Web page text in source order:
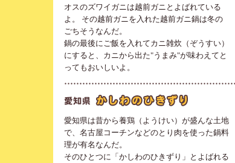
オスのズワイガニは越前ガニとよばれている
よ。 その越前ガニを入れた越前ガニ鍋は冬の
ごちそうなんだ。
鍋の最後にご飯を入れてカニ雑炊（ぞうすい）
にすると、カニから出た"うまみ"が味わえてと
ってもおいしいよ。
愛知県は昔から養鶏（ようけい）が盛んな土地
で、名古屋コーチンなどのとり肉を使った鍋料
理が有名なんだ。
そのひとつに「かしわのひきずり」とよばれる